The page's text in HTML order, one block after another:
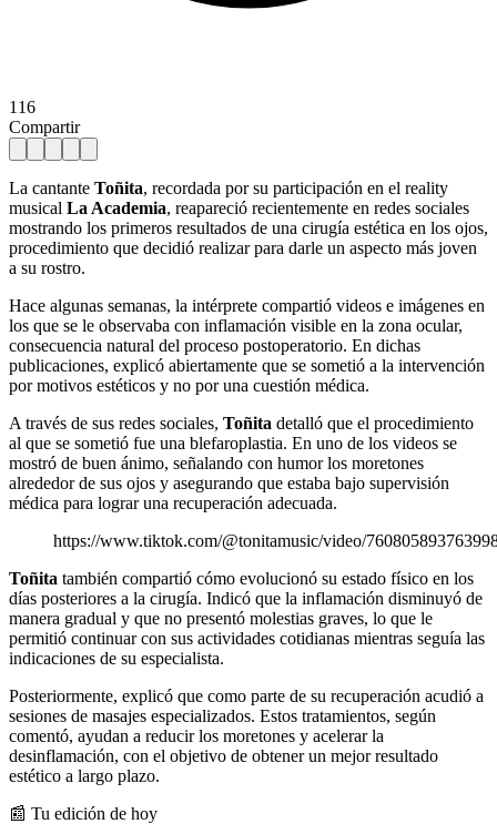
116
Compartir
La cantante Toñita, recordada por su participación en el reality
musical La Academia, reapareció recientemente en redes sociales
mostrando los primeros resultados de una cirugía estética en los ojos,
procedimiento que decidió realizar para darle un aspecto más joven
a su rostro.
Hace algunas semanas, la intérprete compartió videos e imágenes en
los que se le observaba con inflamación visible en la zona ocular,
consecuencia natural del proceso postoperatorio. En dichas
publicaciones, explicó abiertamente que se sometió a la intervención
por motivos estéticos y no por una cuestión médica.
A través de sus redes sociales, Toñita detalló que el procedimiento
al que se sometió fue una blefaroplastia. En uno de los videos se
mostró de buen ánimo, señalando con humor los moretones
alrededor de sus ojos y asegurando que estaba bajo supervisión
médica para lograr una recuperación adecuada.
https://www.tiktok.com/@tonitamusic/video/
Toñita también compartió cómo evolucionó su estado físico en los
días posteriores a la cirugía. Indicó que la inflamación disminuyó de
manera gradual y que no presentó molestias graves, lo que le
permitió continuar con sus actividades cotidianas mientras seguía las
indicaciones de su especialista.
Posteriormente, explicó que como parte de su recuperación acudió a
sesiones de masajes especializados. Estos tratamientos, según
comentó, ayudan a reducir los moretones y acelerar la
desinflamación, con el objetivo de obtener un mejor resultado
estético a largo plazo.
📰 Tu edición de hoy